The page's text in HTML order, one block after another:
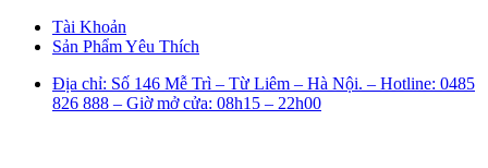
Tài Khoản
Sản Phẩm Yêu Thích
Địa chỉ: Số 146 Mễ Trì – Từ Liêm – Hà Nội. – Hotline: 0485
826 888 – Giờ mở cửa: 08h15 – 22h00